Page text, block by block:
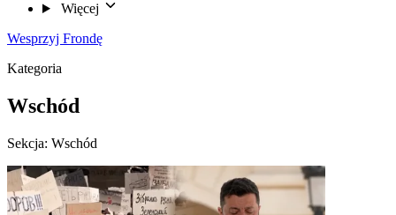
Więcej
Wesprzyj Frondę
Kategoria
Wschód
Sekcja: Wschód